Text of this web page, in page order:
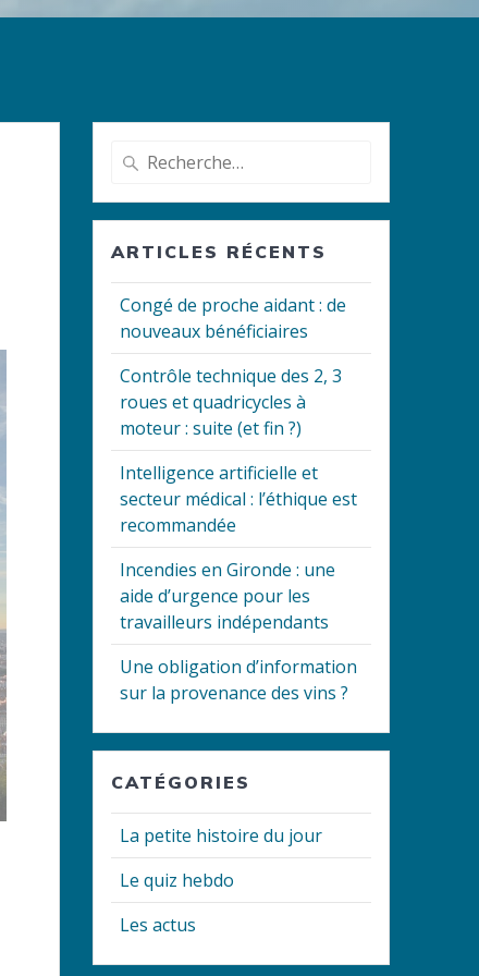
Recherche
:
ARTICLES RÉCENTS
Congé de proche aidant : de
nouveaux bénéficiaires
Contrôle technique des 2, 3
roues et quadricycles à
moteur : suite (et fin ?)
Intelligence artificielle et
secteur médical : l’éthique est
recommandée
Incendies en Gironde : une
aide d’urgence pour les
travailleurs indépendants
Une obligation d’information
sur la provenance des vins ?
CATÉGORIES
La petite histoire du jour
Le quiz hebdo
Les actus